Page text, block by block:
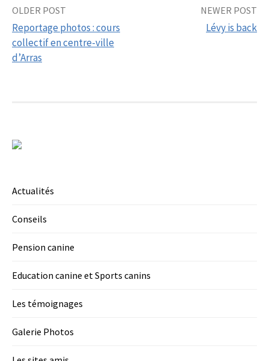
Post
navigation
OLDER POST
Reportage photos : cours
collectif en centre-ville
d’Arras
NEWER POST
Lévy is back
Actualités
Conseils
Pension canine
Education canine et Sports canins
Les témoignages
Galerie Photos